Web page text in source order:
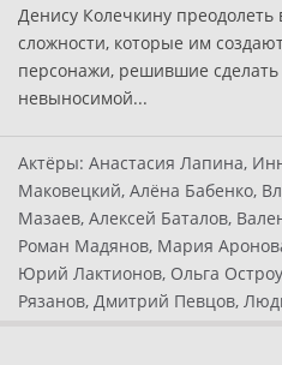
Денису Колечкину
сложности, которые им
персонажи, решившие сделать
невыносимой...
Актёры: Анастасия Лапина,
Маковецкий, Алёна Бабенко,
Мазаев, Алексей Баталов,
Роман Мадянов, Мария
Юрий Лактионов, Ольга
Рязанов, Дмитрий Певцов,